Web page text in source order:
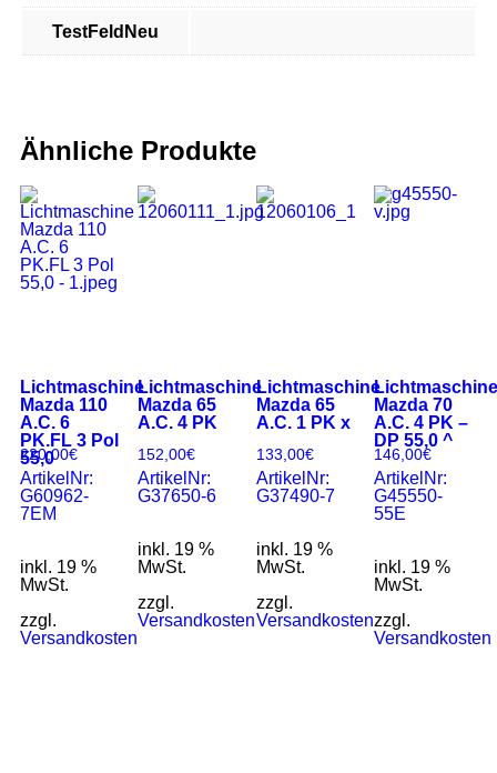
TestFeldNeu
Ähnliche Produkte
Lichtmaschine
Mazda 110
A.C. 6
PK.FL 3 Pol
55,0
220,00€
ArtikelNr:
G60962-
7EM
inkl. 19 %
MwSt.
zzgl.
Versandkosten
Lichtmaschine
Mazda 65
A.C. 4 PK
152,00€
ArtikelNr:
G37650-6
inkl. 19 %
MwSt.
zzgl.
Versandkosten
Lichtmaschine
Mazda 65
A.C. 1 PK x
133,00€
ArtikelNr:
G37490-7
inkl. 19 %
MwSt.
zzgl.
Versandkosten
Mazda 70
A.C. 4 PK –
DP 55,0 ^
146,00€
ArtikelNr:
G45550-
55E
inkl. 19 %
MwSt.
zzgl.
Versandkosten